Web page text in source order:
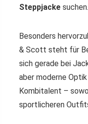
Steppjacke suchen.
Besonders
& Scott steht für
sich gerade bei
aber moderne
Kombitalent –
sportlicheren